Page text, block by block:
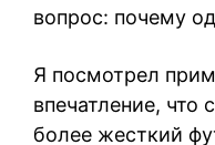
вопрос: почему
Я посмотрел
впечатление,
более жесткий